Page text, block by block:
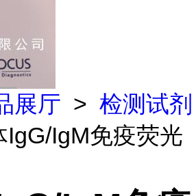
展厅 > 检测试剂
IgG/IgM免疫荧光